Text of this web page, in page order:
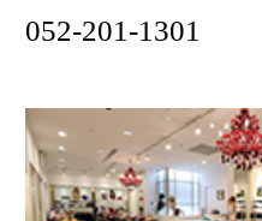
サムライの国
Land of the SAMURAI